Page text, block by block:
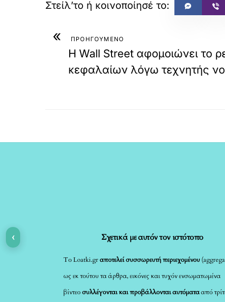
« ΠΡΟΗΓΟΥΜΕΝΟ
Η Wall Street αφομοιώνει το
κεφαλαίων λόγω τεχνητής
Σχετικά με αυτόν τον ιστότοπο
Το Loatki.grαποτελεί συσσωρευτή περιεχομένου
ως εκ τούτου τα άρθρα, εικόνες και τυχόν ενσωματωμένα
βίντεοσυλλέγονται και προβάλλονται αυτόματααπό
‹